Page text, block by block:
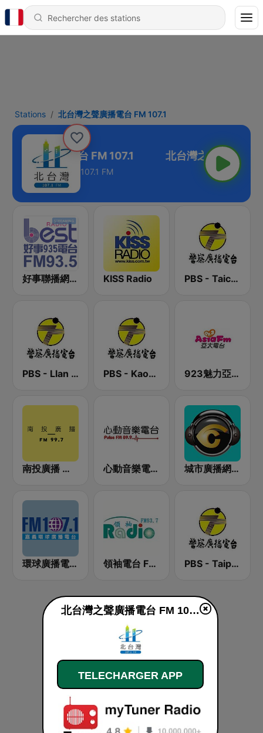
Stations 北台灣之聲廣播電台 FM 107.1
灣之聲廣播電台 FM 107.1
107.1 FM
好事聯播網 Best Radio FM93.5 KISS Radio PBS - Taichung Sub-Station
PBS - Llan Sub-Station PBS - Kaohsiung Sub-Station 923魅力亞太 Asia FM 亞太電台
南投廣播 南投 FM 99.7 心動音樂電台 Pulse FM89.9 城市廣播網 城市廣播 98.3 FM
環球廣播電台 107.1 FM 領袖電台 FM93.7 PBS - Taipei Sub-Station
北台灣之聲廣播電台 FM 107.1 en ligne
TELECHARGER APP